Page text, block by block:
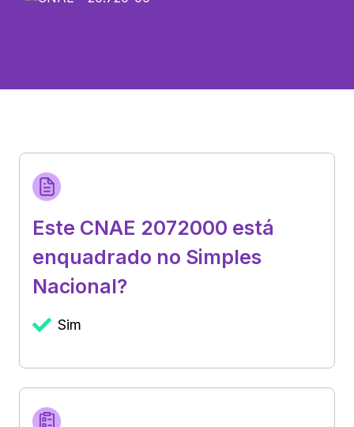
Este CNAE 2072000 está
enquadrado no Simples
Nacional?
Sim